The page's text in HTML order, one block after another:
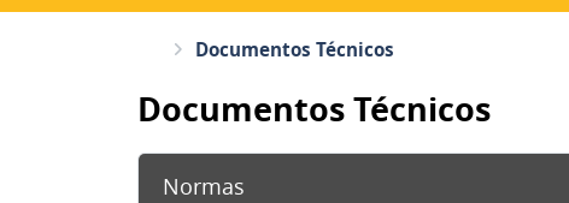
Documentos Técnicos
Documentos Técnicos
Normas